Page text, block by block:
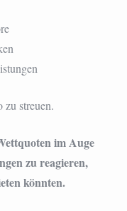
streuen.
im Auge
zu reagieren,
könnten.